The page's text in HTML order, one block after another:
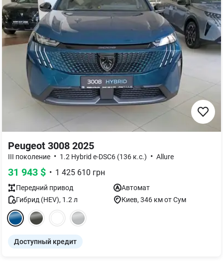
Peugeot 3008 2025
III поколение • 1.2 Hybrid e-DSC6 (136 к.с.) • Allure
31 943 $ • 1 425 610 грн
Передний привод
Автомат
Гибрид (HEV), 1.2л Киев, 346 км от Сум
Доступный кредит